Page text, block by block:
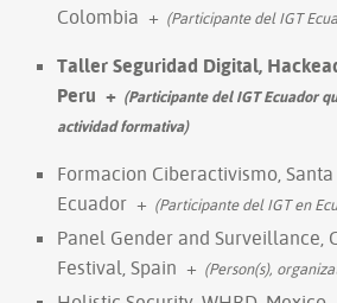
Colombia + (Participante del IGT
Taller Seguridad Digital,
Peru + (Participante del IGT Ecuador
actividad formativa)
Formacion Ciberactivismo, Santa
Ecuador + (Participante del IGT en
Panel Gender and Surveillance,
Festival, Spain + (Person(s),